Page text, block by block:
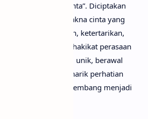
“Terpikat Pada Cinta”. Diciptakan
ini mengangkat makna cinta yang
dari rasa penasaran, ketertarikan,
mendalam tentang hakikat perasaan
pun terbilang unik, berawal
yang kemudian menarik perhatian
hingga akhirnya berkembang menjadi